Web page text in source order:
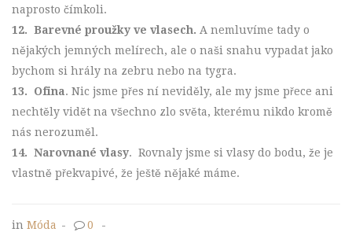
naprosto čímkoli.
12. Barevné proužky ve vlasech. A nemluvíme tady o
nějakých jemných melírech, ale o naši snahu vypadat jako
bychom si hrály na zebru nebo na tygra.
13. Ofina. Nic jsme přes ní neviděly, ale my jsme přece ani
nechtěly vidět na všechno zlo světa, kterému nikdo kromě
nás nerozuměl.
14. Narovnané vlasy. Rovnaly jsme si vlasy do bodu, že je
vlastně překvapivé, že ještě nějaké máme.
in Móda - 0 -